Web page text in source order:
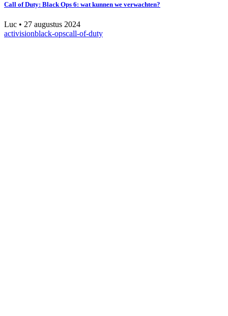
Call of Duty: Black Ops 6: wat kunnen we verwachten?
Luc • 27 augustus 2024
activisionblack-opscall-of-duty